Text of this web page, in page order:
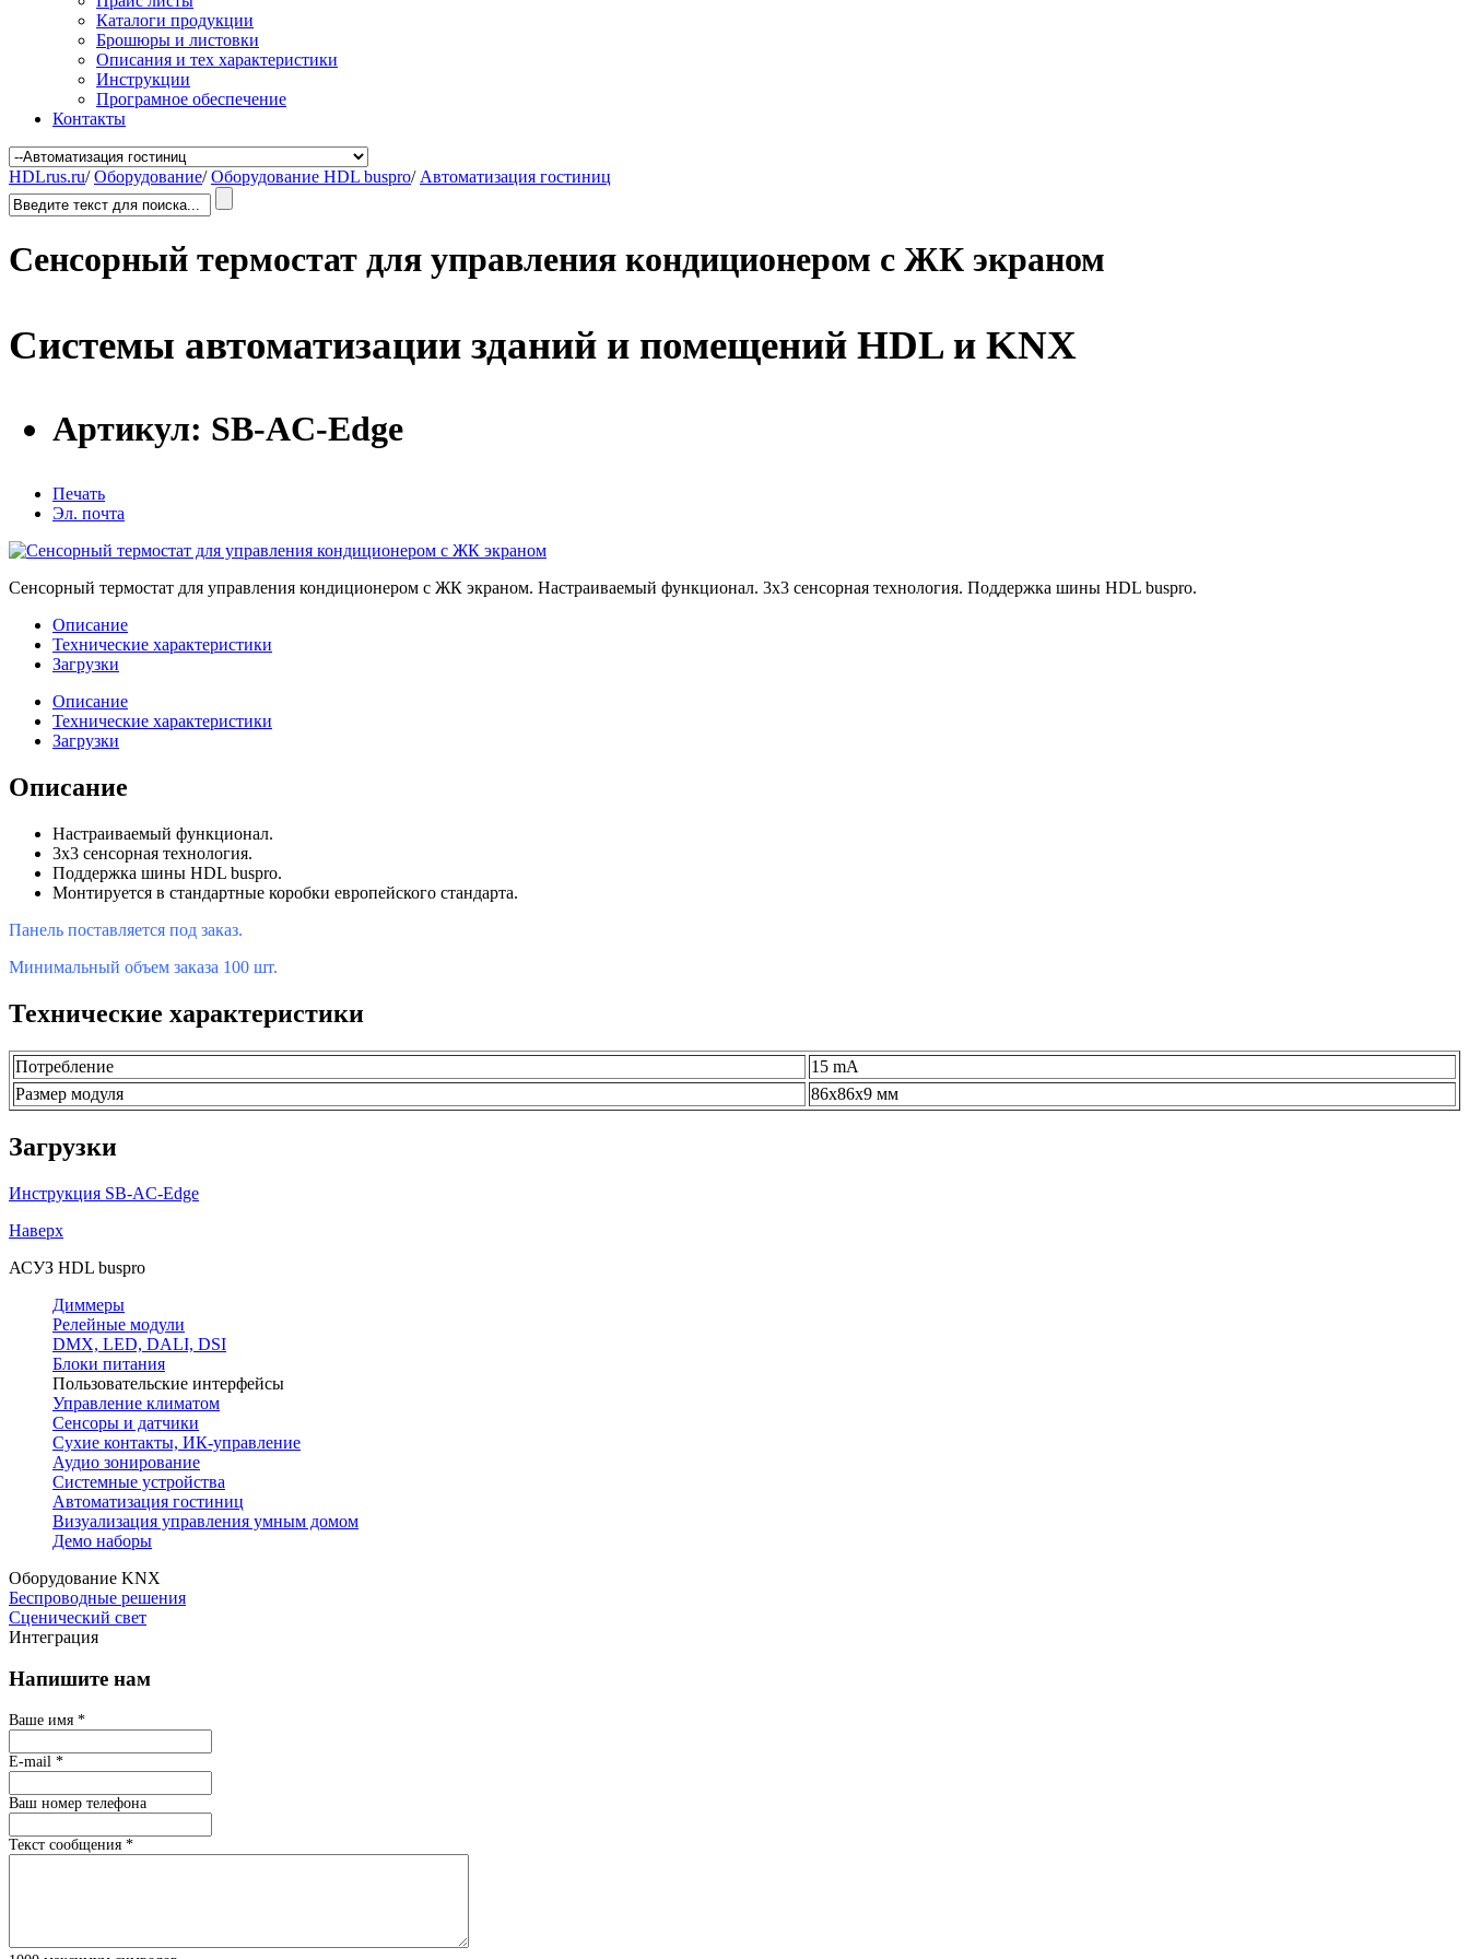
Каталоги продукции
Брошюры и листовки
Описания и тех характеристики
Инструкции
Програмное обеспечение
Контакты
HDLrus.ru/Оборудование/Оборудование HDL buspro/ Автоматизация гостиниц
Сенсорный термостат для управления кондиционером с ЖК экраном
Системы автоматизации зданий и помещений HDL и KNX
Артикул: SB-AC-Edge
Печать
Эл. почта
Сенсорный термостат для управления кондиционером с ЖК экраном. Настраиваемый функционал. 3х3 сенсорная технология. Поддержка шины HDL buspro.
Описание
Технические характеристики
Загрузки
Описание
Технические характеристики
Загрузки
Описание
Настраиваемый функционал.
3х3 сенсорная технология.
Поддержка шины HDL buspro.
Монтируется в стандартные коробки европейского стандарта.
Панель поставляется под заказ.
Минимальный объем заказа 100 шт.
Технические характеристики
Потребление
15 mA
Размер модуля
86х86х9 мм
Загрузки
Инструкция SB-AC-Edge
Наверх
АСУЗ HDL buspro
Диммеры
Релейные модули
DMX, LED, DALI, DSI
Блоки питания
Пользовательские интерфейсы
Управление климатом
Сенсоры и датчики
Сухие контакты, ИК-управление
Аудио зонирование
Системные устройства
Автоматизация гостиниц
Визуализация управления умным домом
Демо наборы
Оборудование KNX
Беспроводные решения
Сценический свет
Интеграция
Напишите нам
Ваше имя *
E-mail *
Ваш номер телефона
Текст сообщения *